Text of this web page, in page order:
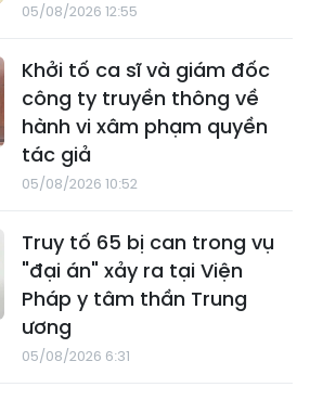
05/08/2026 12:55
Khởi tố ca sĩ và giám đốc
công ty truyền thông về
hành vi xâm phạm quyền
tác giả
05/08/2026 10:52
Truy tố 65 bị can trong vụ
"đại án" xảy ra tại Viện
Pháp y tâm thần Trung
ương
05/08/2026 6:31